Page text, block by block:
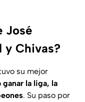
José
y Chivas?
su mejor
ganar la liga, la
. Su paso por